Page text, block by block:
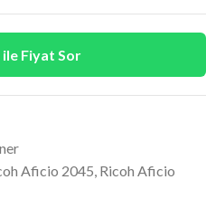
Fiyat Sor
Aficio 2045, Ricoh Aficio